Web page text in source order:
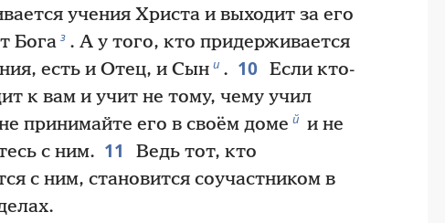
учения Христа и выходит за его
Бога з . А у того, кто придерживается
есть и Отец, и Сын и . 10 Если кто-
к вам и учит не тому, чему учил
принимайте его в своём доме й и не
с ним. 11
Ведь тот, кто
с ним, становится соучастником в